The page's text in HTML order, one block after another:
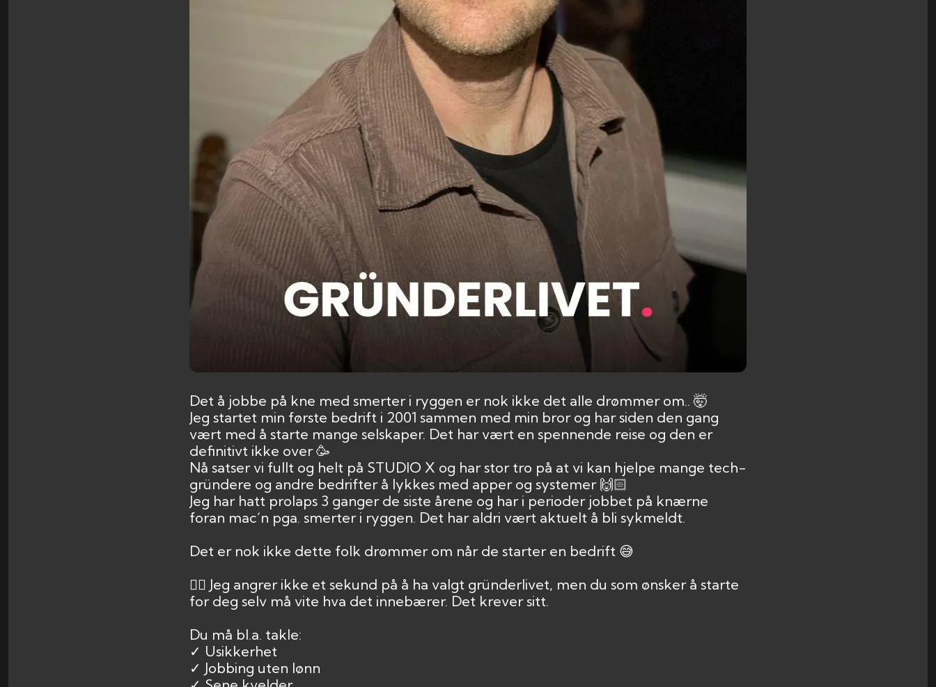
Det å jobbe på kne med smerter i ryggen er nok ikke det alle drømmer om.. 🤯
Jeg startet min første bedrift i 2001 sammen med min bror og har siden den gang
vært med å starte mange selskaper. Det har vært en spennende reise og den er
definitivt ikke over 🥳
Nå satser vi fullt og helt på STUDIO X og har stor tro på at vi kan hjelpe mange tech-
gründere og andre bedrifter å lykkes med apper og systemer 🙌🏻
Jeg har hatt prolaps 3 ganger de siste årene og har i perioder jobbet på knærne
foran mac´n pga. smerter i ryggen. Det har aldri vært aktuelt å bli sykmeldt.
Det er nok ikke dette folk drømmer om når de starter en bedrift 😅
👉🏻 Jeg angrer ikke et sekund på å ha valgt gründerlivet, men du som ønsker å starte
for deg selv må vite hva det innebærer. Det krever sitt.
Du må bl.a. takle:
✓ Usikkerhet
✓ Jobbing uten lønn